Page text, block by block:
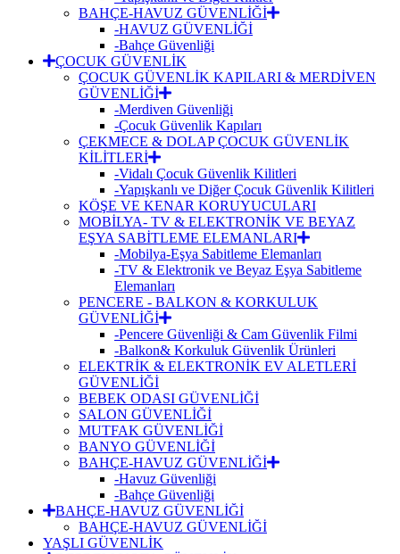
BAHÇE-HAVUZ GÜVENLİĞİ
-HAVUZ GÜVENLİĞİ
-Bahçe Güvenliği
ÇOCUK GÜVENLİK
ÇOCUK GÜVENLİK KAPILARI & MERDİVEN
GÜVENLİĞİ
-Merdiven Güvenliği
-Çocuk Güvenlik Kapıları
ÇEKMECE & DOLAP ÇOCUK GÜVENLİK
KİLİTLERİ
-Vidalı Çocuk Güvenlik Kilitleri
-Yapışkanlı ve Diğer Çocuk Güvenlik Kilitleri
KÖŞE VE KENAR KORUYUCULARI
MOBİLYA- TV & ELEKTRONİK VE BEYAZ
EŞYA SABİTLEME ELEMANLARI
-Mobilya-Eşya Sabitleme Elemanları
-TV & Elektronik ve Beyaz Eşya Sabitleme
Elemanları
PENCERE - BALKON & KORKULUK
GÜVENLİĞİ
-Pencere Güvenliği & Cam Güvenlik Filmi
-Balkon& Korkuluk Güvenlik Ürünleri
ELEKTRİK & ELEKTRONİK EV ALETLERİ
GÜVENLİĞİ
BEBEK ODASI GÜVENLİĞİ
SALON GÜVENLİĞİ
MUTFAK GÜVENLİĞİ
BANYO GÜVENLİĞİ
BAHÇE-HAVUZ GÜVENLİĞİ
-Havuz Güvenliği
-Bahçe Güvenliği
BAHÇE-HAVUZ GÜVENLİĞİ
BAHÇE-HAVUZ GÜVENLİĞİ
YAŞLI GÜVENLİK